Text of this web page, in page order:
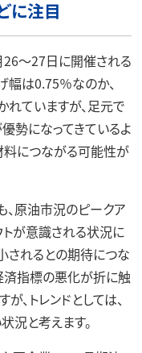
に注目
～27日に開催される
幅は0.75％なのか、
れていますが、足元で
勢になってきているよ
料につながる可能性が
原油市況のピークア
トが意識される状況に
されるとの期待につな
済指標の悪化が折に触
、トレンドとしては、
況と考えます。